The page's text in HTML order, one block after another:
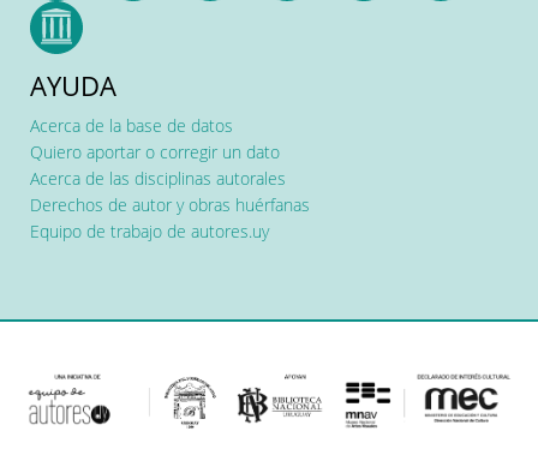
AYUDA
Acerca de la base de datos
Quiero aportar o corregir un dato
Acerca de las disciplinas autorales
Derechos de autor y obras huérfanas
Equipo de trabajo de autores.uy